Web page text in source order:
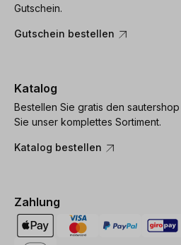
Gutschein.
Gutschein bestellen
Katalog
Bestellen Sie gratis den
Sie unser komplettes Sortiment.
Katalog bestellen
Zahlung